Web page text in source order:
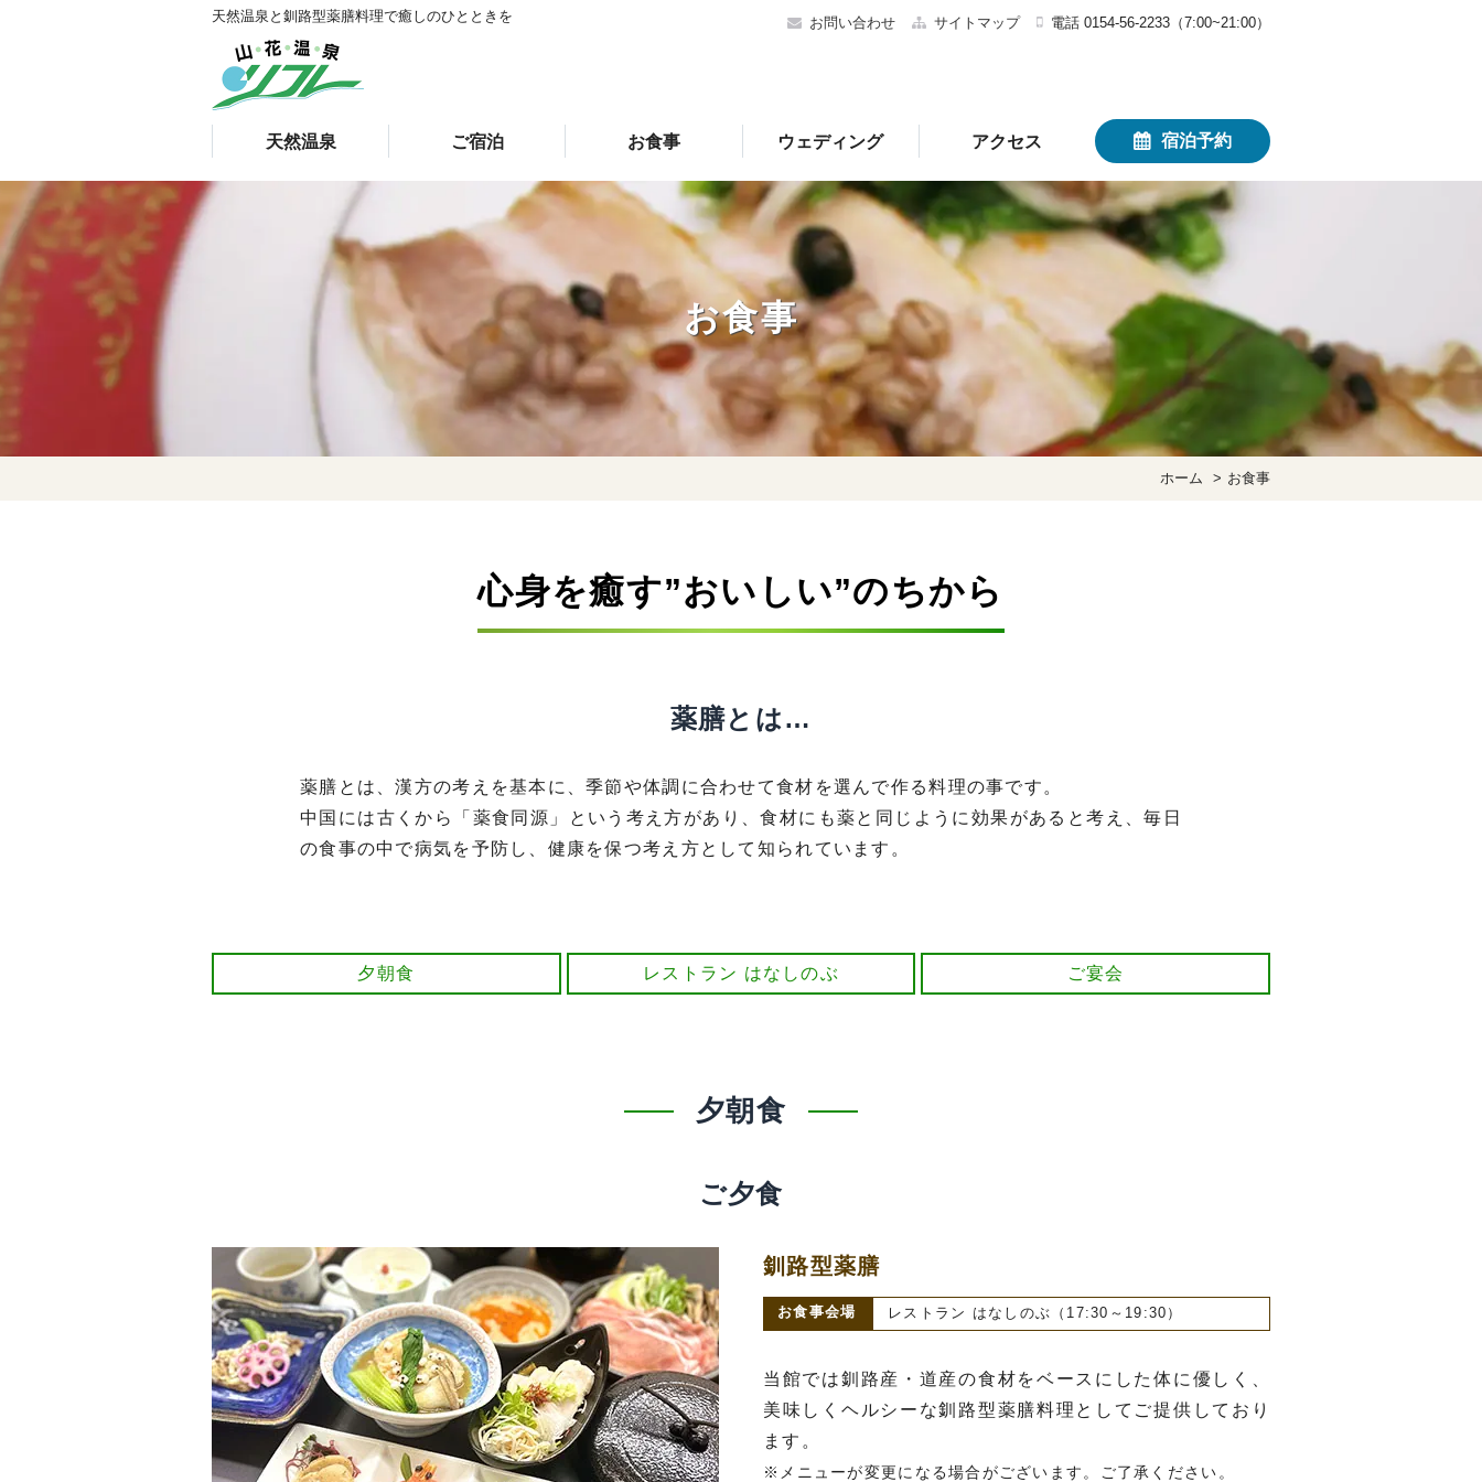
天然温泉と釧路型薬膳料理で癒しのひとときを
天然温泉 ご宿泊 お食事 ウェディング アクセス 宿泊予約
お問い合わせ サイトマップ 電話 0154-56-2233（7:00~21:00）
お食事
ホーム お食事
心身を癒す”おいしい”のちから
薬膳とは…
薬膳とは、漢方の考えを基本に、季節や体調に合わせて食材を選んで作る料理の事です。
中国には古くから「薬食同源」という考え方があり、食材にも薬と同じように効果があると考え、毎日
の食事の中で病気を予防し、健康を保つ考え方として知られています。
夕朝食 レストラン はなしのぶ ご宴会
夕朝食
ご夕食
釧路型薬膳
お食事会場 レストラン はなしのぶ（17:30～19:30）
当館では釧路産・道産の食材をベースにした体に優しく、
美味しくヘルシーな釧路型薬膳料理としてご提供しており
ます。
※メニューが変更になる場合がございます。ご了承ください。